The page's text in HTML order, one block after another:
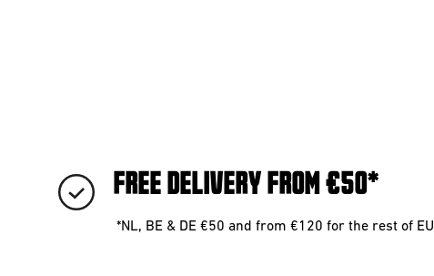
FREE DELIVERY FROM €50*
*NL, BE & DE €50 and from €120 for the rest of EU